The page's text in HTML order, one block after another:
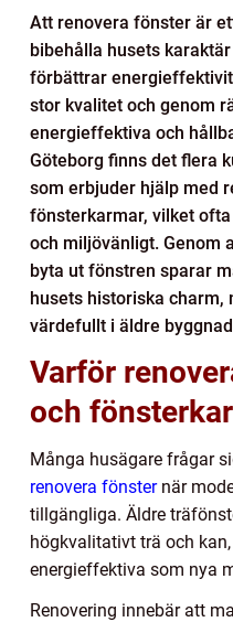
Att renovera fönster är
bibehålla husets
förbättrar
stor kvalitet och genom
energieffektiva och
Göteborg finns det flera
som erbjuder hjälp med
fönsterkarmar, vilket
och miljövänligt. Genom
byta ut fönstren sparar
husets historiska charm,
värdefullt i äldre
Varför
och
Många husägare frågar
renovera fönsternär
tillgängliga. Äldre
högkvalitativt trä och
energieffektiva som nya
Renovering innebär att